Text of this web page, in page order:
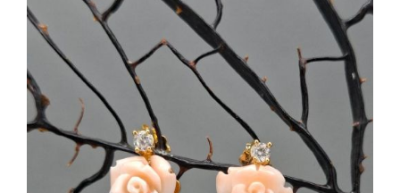
AGGIUNGI AL CARRELLO